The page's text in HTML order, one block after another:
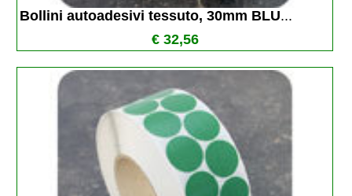
Bollini autoadesivi tessuto, 30mm BLU...
€ 32,56